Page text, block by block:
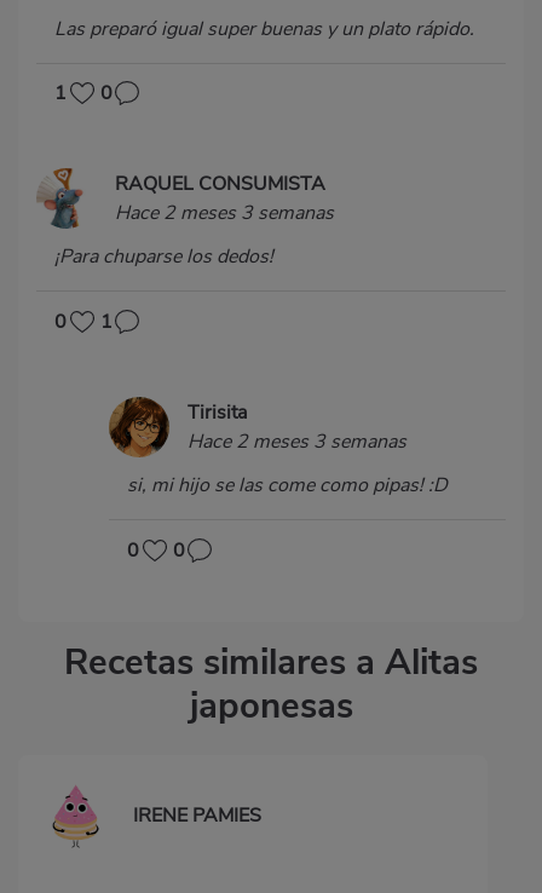
Las preparó igual super buenas y un plato rápido.
1 0
RAQUEL CONSUMISTA
Hace 2 meses 3 semanas
¡Para chuparse los dedos!
0 1
Tirisita
Hace 2 meses 3 semanas
si, mi hijo se las come como pipas! :D
0 0
Recetas similares a Alitas
japonesas
IRENE PAMIES